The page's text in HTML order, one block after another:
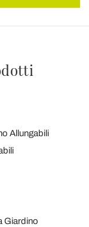
Allungabili
Giardino